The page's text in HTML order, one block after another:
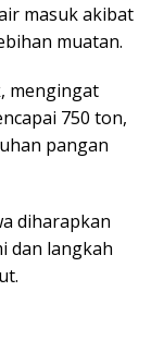
masuk akibat
muatan.
mengingat
750 ton,
pangan
diharapkan
dan langkah